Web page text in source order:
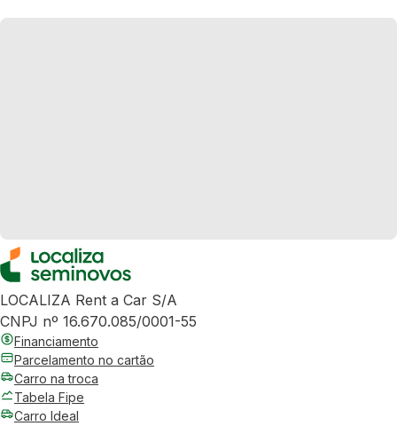
LOCALIZA Rent a Car S/A
CNPJ nº 16.670.085/0001-55
Financiamento
Parcelamento no cartão
Carro na troca
Tabela Fipe
Carro Ideal